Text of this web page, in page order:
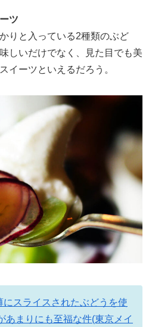
ツ
りと入っている2種類のぶど
しいだけでなく、見た目でも美
イーツといえるだろう。
にスライスされたぶどうを使
あまりにも至福な件(東京メイ